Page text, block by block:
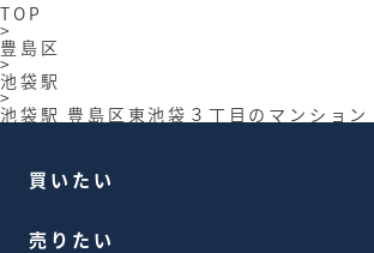
まいばすけっと東池袋２丁目店まで約353m
TOP
>
豊島区
>
池袋駅
>
池袋駅 豊島区東池袋３丁目のマンション
買いたい
売りたい